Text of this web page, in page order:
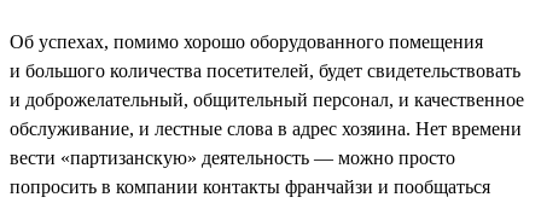
Об успехах, помимо хорошо оборудованного помещения
и большого количества посетителей, будет свидетельствовать
и доброжелательный, общительный персонал, и качественное
обслуживание, и лестные слова в адрес хозяина. Нет времени
вести «партизанскую» деятельность — можно просто
попросить в компании контакты франчайзи и пообщаться